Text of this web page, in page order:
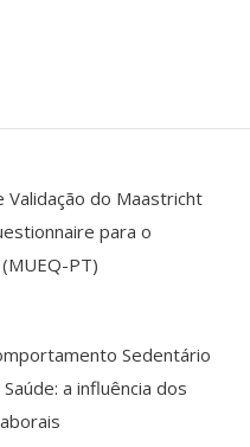
Validação do Maastricht
para o
PT)
Sedentário
a influência dos